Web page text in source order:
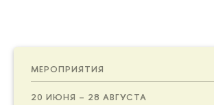
МЕРОПРИЯТИЯ
20 ИЮНЯ – 28 АВГУСТА